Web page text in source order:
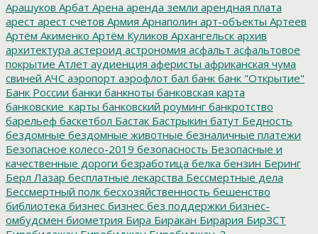
Арашуков Арбат Арена аренда земли арендная плата
арест арест счетов Армия Арнаполин арт-объекты Артеев
Артём Акименко Артём Куликов Архангельск архив
архитектура астероид астрономия асфальт асфальтовое
покрытие Атлет аудиенция аферисты африканская чума
свиней АЧС аэропорт аэрофлот бал банк банк "Открытие"
Банк России банки банкноты банковская карта
банковские_карты банковский роуминг банкротство
барельеф баскетбол Бастак Бастрыкин батут Бедность
бездомные бездомные животные безналичные платежи
Безопасное колесо-2019 безопасность Безопасные и
качественные дороги безработица белка бензин Беринг
Берл Лазар бесплатные лекарства Бессмертные дела
Бессмертный полк бесхозяйственность бешенство
библиотека бизнес бизнес без поддержки бизнес-
омбудсмен биометрия Бира Биракан Бирария БирЗСТ